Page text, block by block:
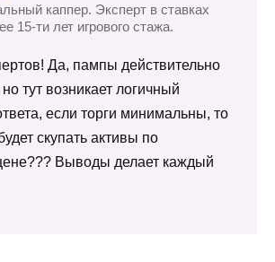
каппер. Эксперт в ставках
15-ти лет игрового стажа.
Да, пампы действительно
тут возникает логичный
если торги минимальны, то
скупать активы по
Выводы делает каждый